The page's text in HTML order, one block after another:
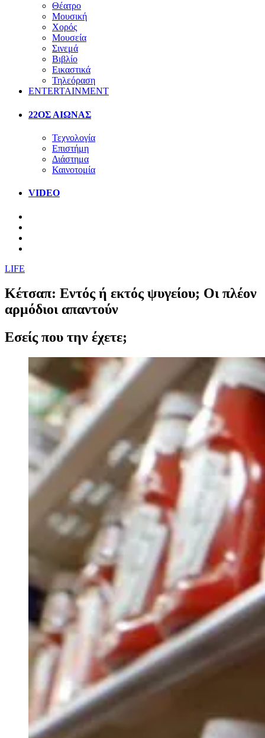
Θέατρο
Μουσική
Χορός
Μουσεία
Σινεμά
Βιβλίο
Εικαστικά
Τηλεόραση
ENTERTAINMENT
22ΟΣ ΑΙΩΝΑΣ
Τεχνολογία
Επιστήμη
Διάστημα
Καινοτομία
VIDEO
LIFE
Κέτσαπ: Εντός ή εκτός ψυγείου; Οι πλέον
αρμόδιοι απαντούν
Εσείς που την έχετε;